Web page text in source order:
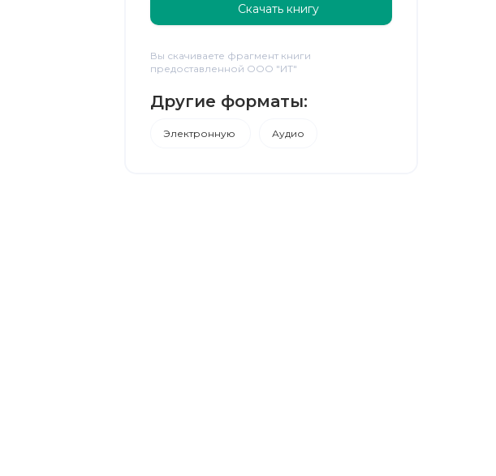
Скачать книгу
Вы скачиваете фрагмент книги
предоставленной ООО "ИТ"
Другие форматы:
Электронную Аудио